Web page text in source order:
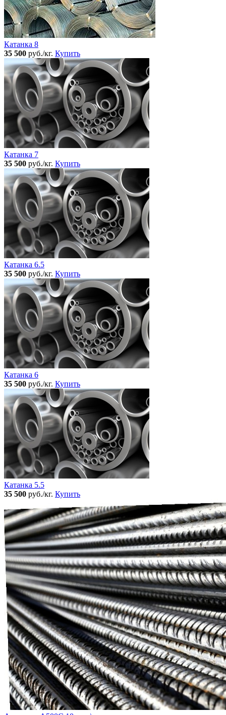
Катанка 8
35 500 руб./кг. Купить
Катанка 7
35 500 руб./кг. Купить
Катанка 6.5
35 500 руб./кг. Купить
Катанка 6
35 500 руб./кг. Купить
Катанка 5.5
35 500 руб./кг. Купить